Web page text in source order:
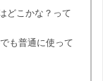
どこかな？って
も普通に使って